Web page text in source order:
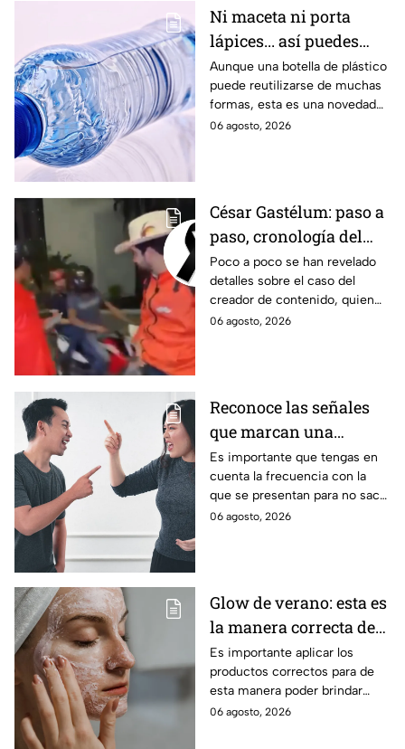
significado tiene.
Ni maceta ni porta
lápices... así puedes
reutilizar tu botella de
plástico
Aunque una botella de plástico
puede reutilizarse de muchas
formas, esta es una novedad
entre las opciones. Así puedes
06 agosto, 2026
César Gastélum: paso a
paso, cronología del
asesinato del
influencer en plena
transmisión en vivo
Poco a poco se han revelado
detalles sobre el caso del
creador de contenido, quien
estaba grabando un video en
06 agosto, 2026
Reconoce las señales
que marcan una
inminente ruptura en
tu relación
Es importante que tengas en
cuenta la frecuencia con la
que se presentan para no sacar
conclusiones apresuradas.
06 agosto, 2026
Glow de verano: esta es
la manera correcta de
limpiar cada tipo de
piel
Es importante aplicar los
productos correctos para de
esta manera poder brindar
cuidados a tu rostro.
06 agosto, 2026